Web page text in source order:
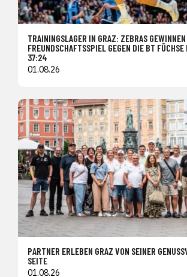
TRAININGSLAGER IN GRAZ: ZEBRAS GEWINNEN
FREUNDSCHAFTSSPIEL GEGEN DIE BT
37:24
01.08.26
PARTNER ERLEBEN GRAZ VON SEINER
SEITE
01.08.26